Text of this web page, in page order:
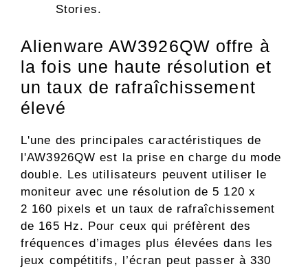
Stories.
Alienware AW3926QW offre à
la fois une haute résolution et
un taux de rafraîchissement
élevé
L'une des principales caractéristiques de
l'AW3926QW est la prise en charge du mode
double. Les utilisateurs peuvent utiliser le
moniteur avec une résolution de 5 120 x
2 160 pixels et un taux de rafraîchissement
de 165 Hz. Pour ceux qui préfèrent des
fréquences d’images plus élevées dans les
jeux compétitifs, l’écran peut passer à 330